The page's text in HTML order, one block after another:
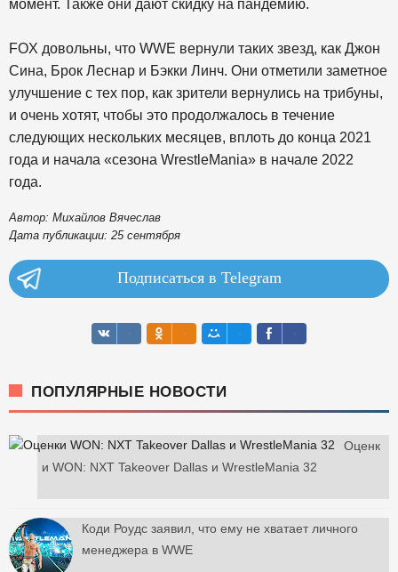
момент. Также они дают скидку на пандемию.
FOX довольны, что WWE вернули таких звезд, как Джон
Сина, Брок Леснар и Бэкки Линч. Они отметили заметное
улучшение с тех пор, как зрители вернулись на трибуны,
и очень хотят, чтобы это продолжалось в течение
следующих нескольких месяцев, вплоть до конца 2021
года и начала «сезона WrestleMania» в начале 2022
года.
Автор: Михайлов Вячеслав
Дата публикации: 25 сентября
Подписаться в Telegram
ПОПУЛЯРНЫЕ НОВОСТИ
Оценк
и WON: NXT Takeover Dallas и WrestleMania 32
Коди Роудс заявил, что ему не хватает личного
менеджера в WWE